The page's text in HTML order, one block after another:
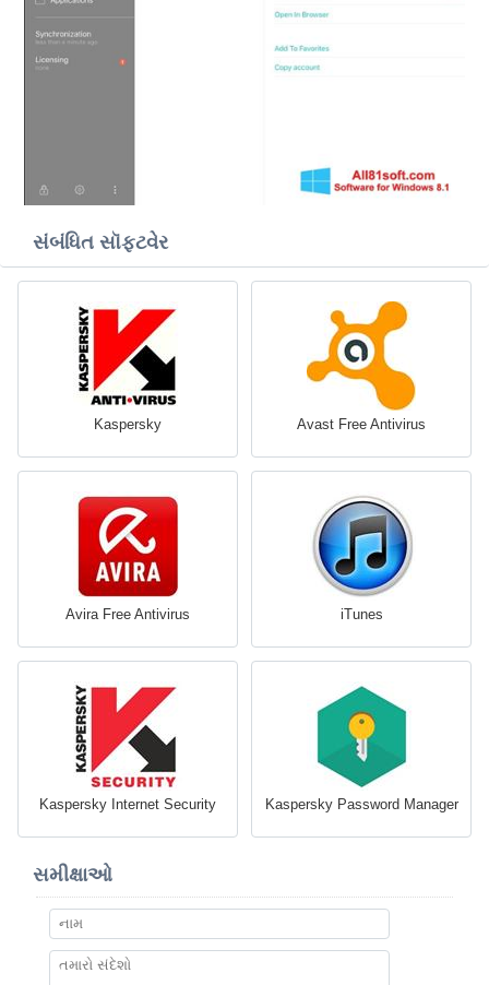
સંબંધિત સૉફ્ટવેર
Kaspersky Avast Free Antivirus
Avira Free Antivirus iTunes
Kaspersky Internet Security Kaspersky Password Manager
સમીક્ષાઓ